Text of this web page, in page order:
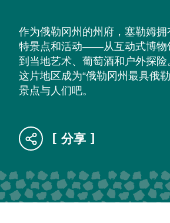
作为俄勒冈州的州府，塞勒姆
特景点和活动——从互动式博物
到当地艺术、葡萄酒和户外探
这片地区成为“俄勒冈州最具俄
景点与人们吧。
分享